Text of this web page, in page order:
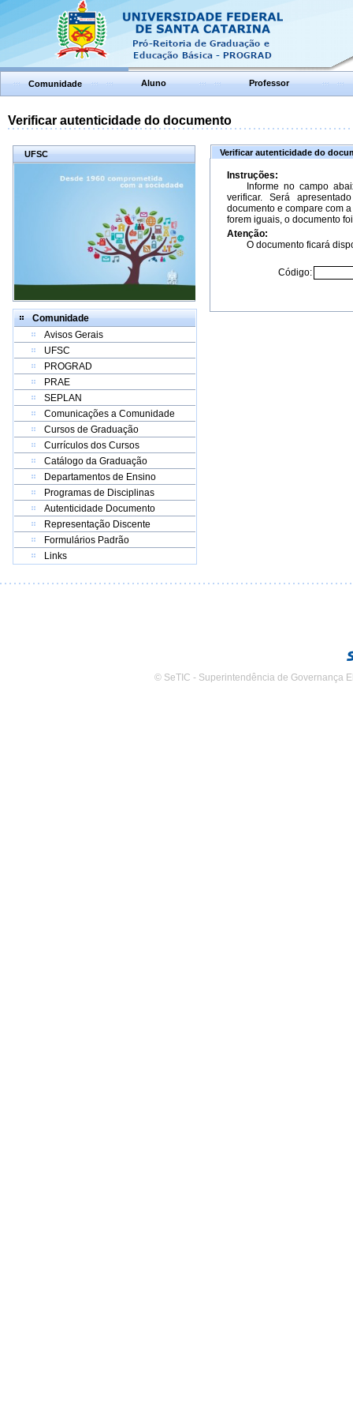
Comunidade Aluno Professor
Verificar autenticidade do documento
UFSC
Comunidade
Avisos Gerais
UFSC
PROGRAD
PRAE
SEPLAN
Comunicações a Comunidade
Cursos de Graduação
Currículos dos Cursos
Catálogo da Graduação
Departamentos de Ensino
Programas de Disciplinas
Autenticidade Documento
Representação Discente
Formulários Padrão
Links
Verificar autenticidade do
Instruções:
Informe no campo
verificar. Será
documento e compare com
forem iguais, o documento
Atenção:
O documento ficará
Código:
© SeTIC - Superintendência de Governança